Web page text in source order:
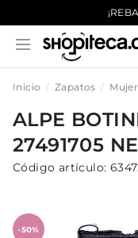
Inicio Zapatos Mujer
ALPE
27491705
Código artículo:
-50%